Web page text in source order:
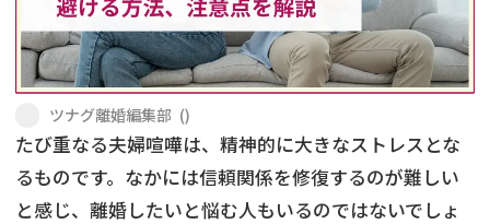
DV
不貞・不倫慰謝料請求
内縁の夫婦
財産分与
養育費
慰謝料
ツナグ離婚編集部 ()
たび重なる夫婦喧嘩は、精神的に大きなストレスとな
るものです。なかには信頼関係を修復するのが難しい
と感じ、離婚したいと悩む人もいるのではないでしょ